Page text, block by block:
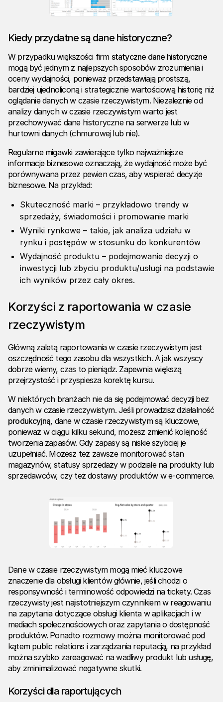
Kiedy przydatne są dane historyczne?
W przypadku większości firm statyczne dane historyczne
mogą być jednym z najlepszych sposobów zrozumienia i
oceny wydajności, ponieważ przedstawiają prostszą,
bardziej ujednoliconą i strategicznie wartościową historię niż
oglądanie danych w czasie rzeczywistym. Niezależnie od
analizy danych w czasie rzeczywistym warto jest
przechowywać dane historyczne na serwerze lub w
hurtowni danych (chmurowej lub nie).
Regularne migawki zawierające tylko najważniejsze
informacje biznesowe oznaczają, że wydajność może być
porównywana przez pewien czas, aby wspierać decyzje
biznesowe. Na przykład:
Skuteczność marki – przykładowo trendy w
sprzedaży, świadomości i promowanie marki
Wyniki rynkowe – takie, jak analiza udziału w
rynku i postępów w stosunku do konkurentów
Wydajność produktu – podejmowanie decyzji o
inwestycji lub zbyciu produktu/usługi na podstawie
ich wyników przez cały okres.
Korzyści z raportowania w czasie
rzeczywistym
Główną zaletą raportowania w czasie rzeczywistym jest
oszczędność tego zasobu dla wszystkich. A jak wszyscy
dobrze wiemy, czas to pieniądz. Zapewnia większą
przejrzystość i przyspiesza korektę kursu.
W niektórych branżach nie da się podejmować decyzji bez
danych w czasie rzeczywistym. Jeśli prowadzisz działalność
produkcyjną, dane w czasie rzeczywistym są kluczowe,
ponieważ w ciągu kilku sekund, możesz zmienić kolejność
tworzenia zapasów. Gdy zapasy są niskie szybciej je
uzupełniać. Możesz też zawsze monitorować stan
magazynów, statusy sprzedaży w podziale na produkty lub
sprzedawców, czy też dostawy produktów w e-commerce.
Dane w czasie rzeczywistym mogą mieć kluczowe
znaczenie dla obsługi klientów głównie, jeśli chodzi o
responsywność i terminowość odpowiedzi na tickety. Czas
rzeczywisty jest najistotniejszym czynnikiem w reagowaniu
na zapytania dotyczące obsługi klienta w aplikacjach i w
mediach społecznościowych oraz zapytania o dostępność
produktów. Ponadto rozmowy można monitorować pod
kątem public relations i zarządzania reputacją, na przykład
można szybko zareagować na wadliwy produkt lub usługę,
aby zminimalizować negatywne skutki.
Korzyści dla raportujących